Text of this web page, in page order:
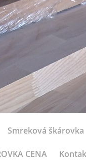
Smreková škárovka
CENA